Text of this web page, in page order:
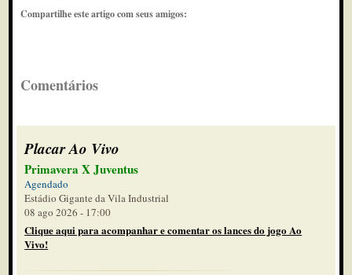
Compartilhe este artigo com seus amigos:
Comentários
Placar Ao Vivo
Primavera X Juventus
Agendado
Estádio Gigante da Vila Industrial
08 ago 2026 - 17:00
Clique aqui para acompanhar e comentar os lances do jogo Ao
Vivo!